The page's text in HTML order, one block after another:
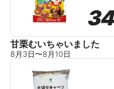
甘栗むいちゃいました
8月3日〜8月10日